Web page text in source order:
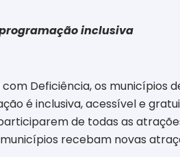
inclusiva
Deficiência, os municípios
é inclusiva, acessível e
de todas as
recebam novas